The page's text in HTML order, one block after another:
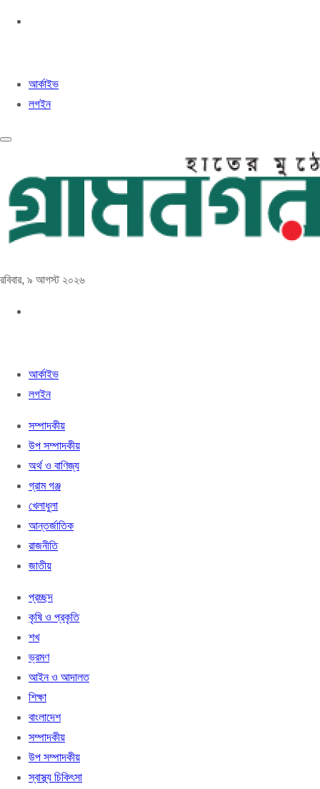
আর্কাইভ
লগইন
রবিবার, ৯ আগস্ট ২০২৬
আর্কাইভ
লগইন
সম্পাদকীয়
উপ সম্পাদকীয়
অর্থ ও বাণিজ্য
গ্রাম গঞ্জ
খেলাধুলা
আন্তর্জাতিক
রাজনীতি
জাতীয়
প্রচ্ছদ
কৃষি ও প্রকৃতি
শখ
ভ্রমণ
আইন ও আদালত
শিক্ষা
বাংলাদেশ
সম্পাদকীয়
উপ সম্পাদকীয়
স্বাস্থ্য চিকিৎসা